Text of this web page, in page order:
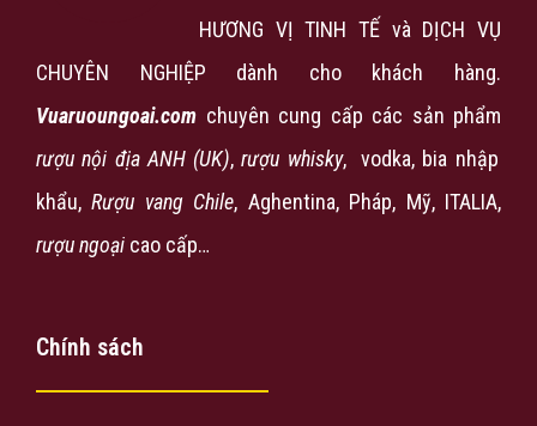
HƯƠNG VỊ TINH TẾ và DỊCH VỤ
CHUYÊN NGHIỆP dành cho khách hàng.
Vuaruoungoai.com chuyên cung cấp các sản phẩm
rượu nội địa ANH (UK),rượu whisky, vodka, bia nhập
khẩu,Rượu vang Chile, Aghentina, Pháp, Mỹ, ITALIA,
rượu ngoại cao cấp…
Chính sách